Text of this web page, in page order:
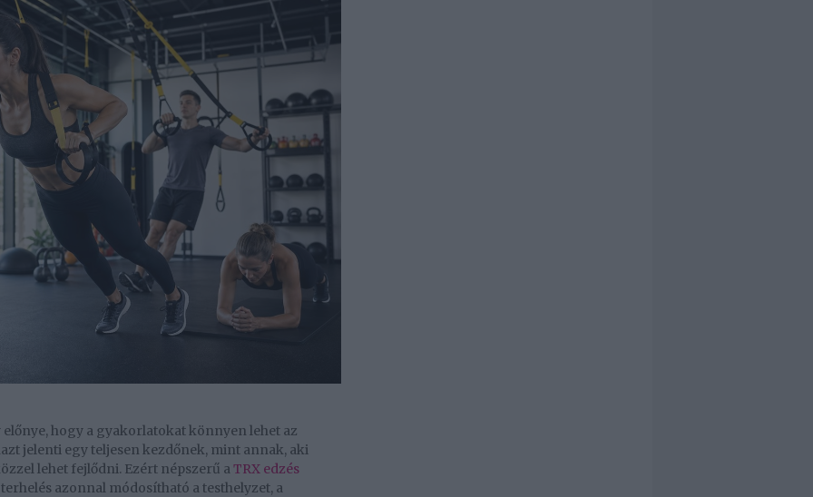
hogy a gyakorlatokat könnyen lehet az
jelenti egy teljesen kezdőnek, mint annak, aki
lehet fejlődni. Ezért népszerű aTRX edzés
terhelés azonnal módosítható a testhelyzet, a